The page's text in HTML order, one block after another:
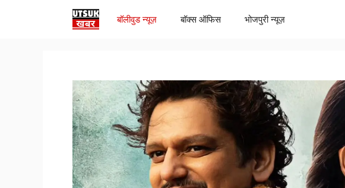
बॉलीवुड न्यूज़ बॉक्स ऑफिस भोजपुरी न्यूज़